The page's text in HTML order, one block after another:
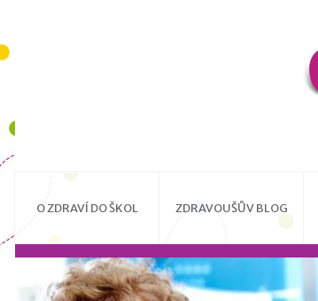
O ZDRAVÍ DO ŠKOL ZDRAVOUŠŮV BLOG